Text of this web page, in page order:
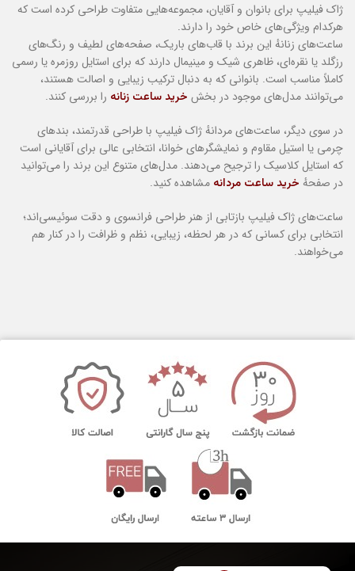
ژاک فیلیپ برای بانوان و آقایان، مجموعه‌هایی متفاوت طراحی کرده است که
هرکدام ویژگی‌های خاص خود را دارند.
ساعت‌های زنانهٔ این برند با قاب‌های باریک، صفحه‌های لطیف و رنگ‌های
رزگلد یا نقره‌ای، ظاهری شیک و مینیمال دارند که برای استایل روزمره یا رسمی
کاملاً مناسب است. بانوانی که به دنبال ترکیب زیبایی و اصالت هستند،
می‌توانند مدل‌های موجود در بخش خرید ساعت زنانه را بررسی کنند.
در سوی دیگر، ساعت‌های مردانهٔ ژاک فیلیپ با طراحی قدرتمند، بندهای
چرمی یا استیل مقاوم و نمایشگرهای خوانا، انتخابی عالی برای آقایانی است
که استایل کلاسیک را ترجیح می‌دهند. مدل‌های متنوع این برند را می‌توانید
در صفحهٔ خرید ساعت مردانه مشاهده کنید.
ساعت‌های ژاک فیلیپ بازتابی از هنر طراحی فرانسوی و دقت سوئیسی‌اند؛
انتخابی برای کسانی که در هر لحظه، زیبایی، نظم و ظرافت را در کنار هم
می‌خواهند.